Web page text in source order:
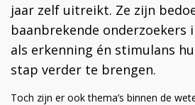
jaar zelf uitreikt. Ze zijn
baanbrekende onderzoekers
als erkenning én stimulans
stap verder te brengen.
Toch zijn er ook thema’s binnen de